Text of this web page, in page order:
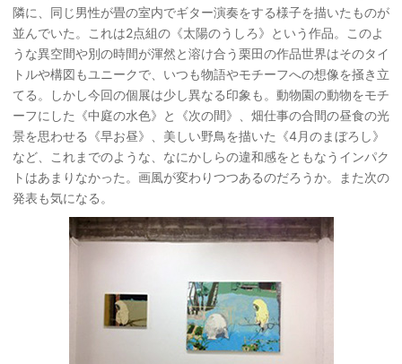
隣に、同じ男性が畳の室内でギター演奏をする様子を描いたものが
並んでいた。これは2点組の《太陽のうしろ》という作品。このよ
うな異空間や別の時間が渾然と溶け合う栗田の作品世界はそのタイ
トルや構図もユニークで、いつも物語やモチーフへの想像を掻き立
てる。しかし今回の個展は少し異なる印象も。動物園の動物をモチ
ーフにした《中庭の水色》と《次の間》、畑仕事の合間の昼食の光
景を思わせる《早お昼》、美しい野鳥を描いた《4月のまぼろし》
など、これまでのような、なにかしらの違和感をともなうインパク
トはあまりなかった。画風が変わりつつあるのだろうか。また次の
発表も気になる。